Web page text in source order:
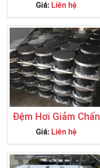
Giá: Liên hệ
Đệm Hơi Giảm Chấn
Giá: Liên hệ